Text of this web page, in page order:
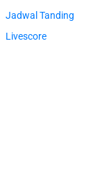
Jadwal Tanding
Livescore